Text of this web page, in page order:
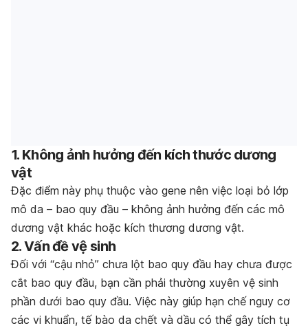
1. Không ảnh hưởng đến kích thước dương
vật
Đặc điểm này phụ thuộc vào gene nên việc loại bỏ lớp
mô da – bao quy đầu – không ảnh hưởng đến các mô
dương vật khác hoặc kích thương dương vật.
2. Vấn đề vệ sinh
Đối với “cậu nhỏ” chưa lột bao quy đầu hay chưa được
cắt bao quy đầu, bạn cần phải thường xuyên vệ sinh
phần dưới bao quy đầu. Việc này giúp hạn chế nguy cơ
các vi khuẩn, tế bào da chết và dầu có thể gây tích tụ